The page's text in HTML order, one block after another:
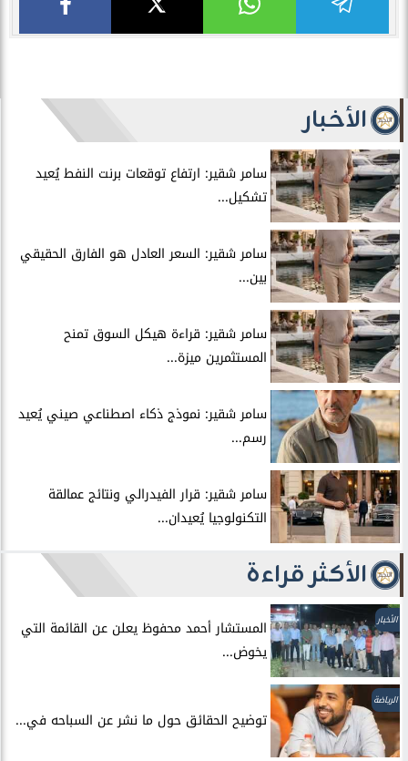
الأخبار
سامر شقير: ارتفاع توقعات برنت النفط يُعيد
تشكيل...
سامر شقير: السعر العادل هو الفارق الحقيقي
بين...
سامر شقير: قراءة هيكل السوق تمنح
المستثمرين ميزة...
سامر شقير: نموذج ذكاء اصطناعي صيني يُعيد
رسم...
سامر شقير: قرار الفيدرالي ونتائج عمالقة
التكنولوجيا يُعيدان...
الأكثر قراءة
الأخبار
المستشار أحمد محفوظ يعلن عن القائمة التي
يخوض...
الرياضة
توضيح الحقائق حول ما نشر عن السباحه في...